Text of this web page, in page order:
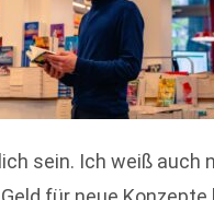
sein. Ich weiß auch